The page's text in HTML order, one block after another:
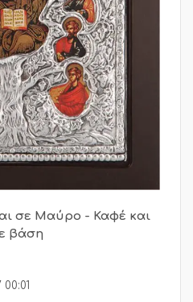
σε Μαύρο - Καφέ και
βάση